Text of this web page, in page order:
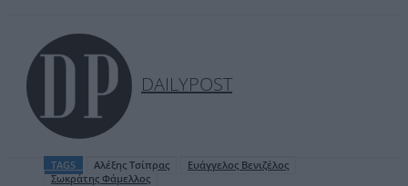
DAILYPOST
TAGS Αλέξης Τσίπρας
Ευάγγελος Βενιζέλος
Σωκράτης Φάμελλος